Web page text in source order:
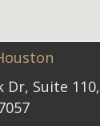
Dr, Suite 110,